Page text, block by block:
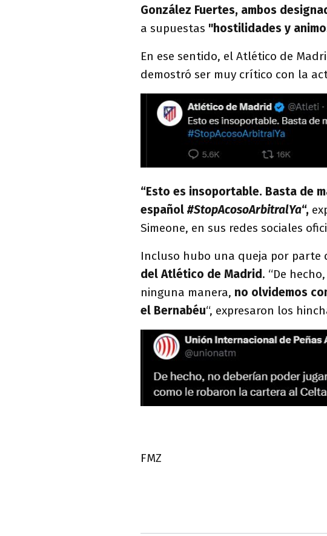
González Fuertes, ambos
a supuestas "hostilidades y
En ese sentido, el Atlético de
demostró ser muy crítico con la
“Esto es insoportable. Basta de
español #StopAcosoArbitralYa“,
Simeone, en sus redes sociales
Incluso hubo una queja por parte
del Atlético de Madrid. “De
ninguna manera, no olvidemos
el Bernabéu“, expresaron los
FMZ